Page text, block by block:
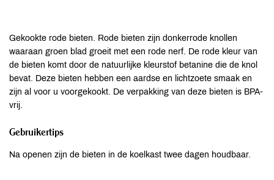
Gekookte rode bieten. Rode bieten zijn donkerrode knollen
waaraan groen blad groeit met een rode nerf. De rode kleur van
de bieten komt door de natuurlijke kleurstof betanine die de knol
bevat. Deze bieten hebben een aardse en lichtzoete smaak en
zijn al voor u voorgekookt. De verpakking van deze bieten is BPA-
vrij.
Gebruikertips
Na openen zijn de bieten in de koelkast twee dagen houdbaar.